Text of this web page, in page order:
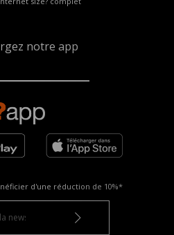
notre app
d'une réduction de 10%*